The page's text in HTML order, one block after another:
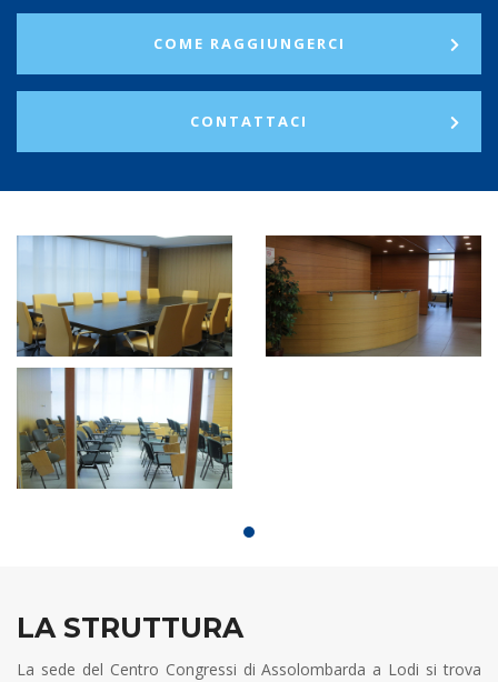
COME RAGGIUNGERCI
CONTATTACI
LA STRUTTURA
La sede del Centro Congressi di Assolombarda a Lodi si trova